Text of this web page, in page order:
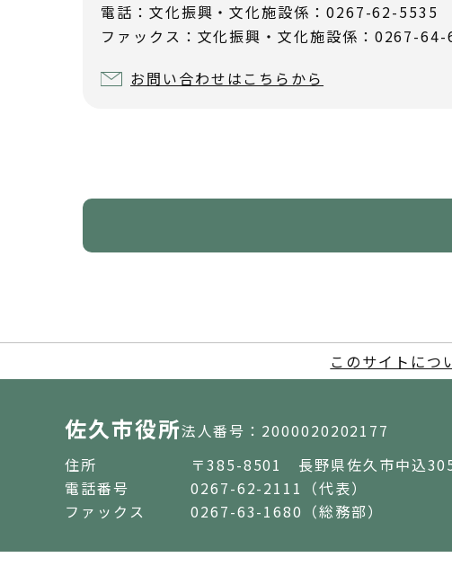
電話：文化振興・文化施設係：0267-62-
ファックス：文化振興・文化施設係：0267-
お問い合わせはこちらから
このサイトにつ
佐久市役所法人番号：2000020202177
住所
〒385-8501 長野県佐久市中込
電話番号
0267-62-2111（代表）
ファックス
0267-63-1680（総務部）